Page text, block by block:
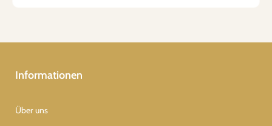
Informationen
Über uns